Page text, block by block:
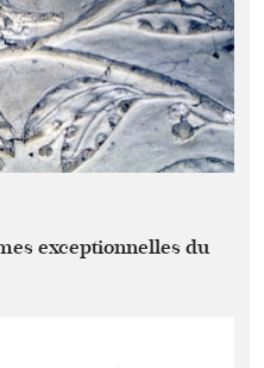
exceptionnelles du